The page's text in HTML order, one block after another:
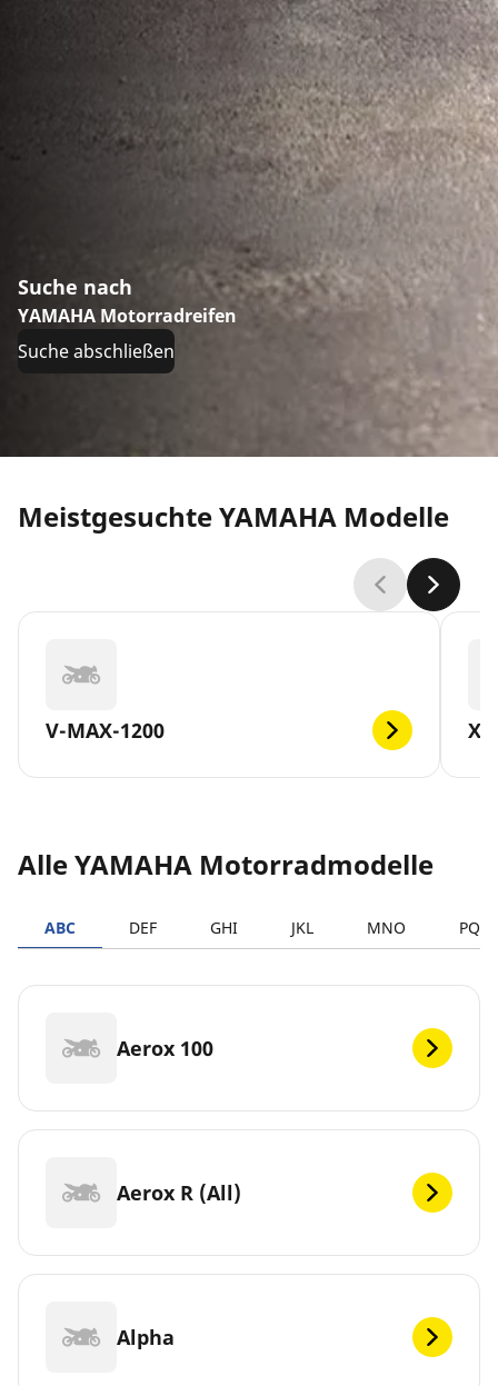
Suche nach
YAMAHA Motorradreifen
Suche abschließen
Meistgesuchte YAMAHA Modelle
V-MAX-1200
Alle YAMAHA Motorradmodelle
ABC DEF GHI JKL MNO PQRS
Aerox 100
Aerox R (All)
Alpha